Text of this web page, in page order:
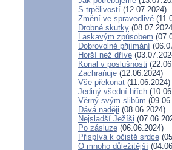
S trpělivostí (12.07.2024)
Změní ve spravedlivé
Drobné skutky
Laskavým způsobem
Dobrovolné přijímání
Horší než dříve
Konal v poslušnosti
Zachraňuje (12.06.2024)
Vše překonat (11.06.2024)
Jediný všední hřích
Věrný svým slibům
Dává naději (08.06.2024)
Nejsladší Ježíši
Po zásluze (06.06.2024)
Přispívá k očistě srdce
O mnoho důležitější